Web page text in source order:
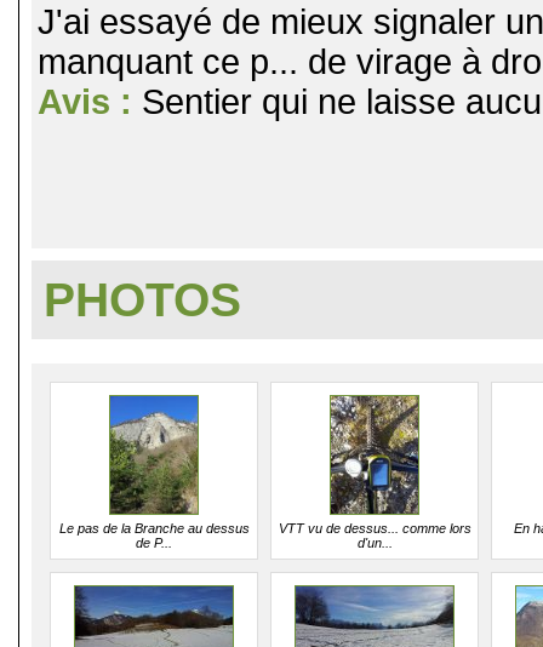
J'ai essayé de mieux signaler
manquant ce p... de virage à
Avis : Sentier qui ne laisse
PHOTOS
Le pas de la Branche au dessus
de P...
VTT vu de dessus... comme lors
d'un...
En